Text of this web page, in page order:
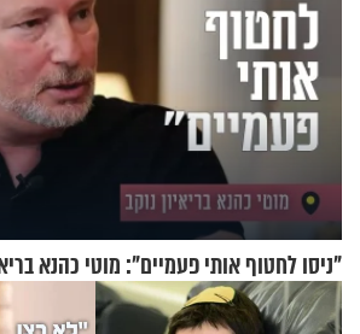
"ניסו לחטוף אותי פעמיים": מוטי כהנא